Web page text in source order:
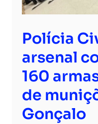
Polícia
arsenal
160
de
Gonçalo